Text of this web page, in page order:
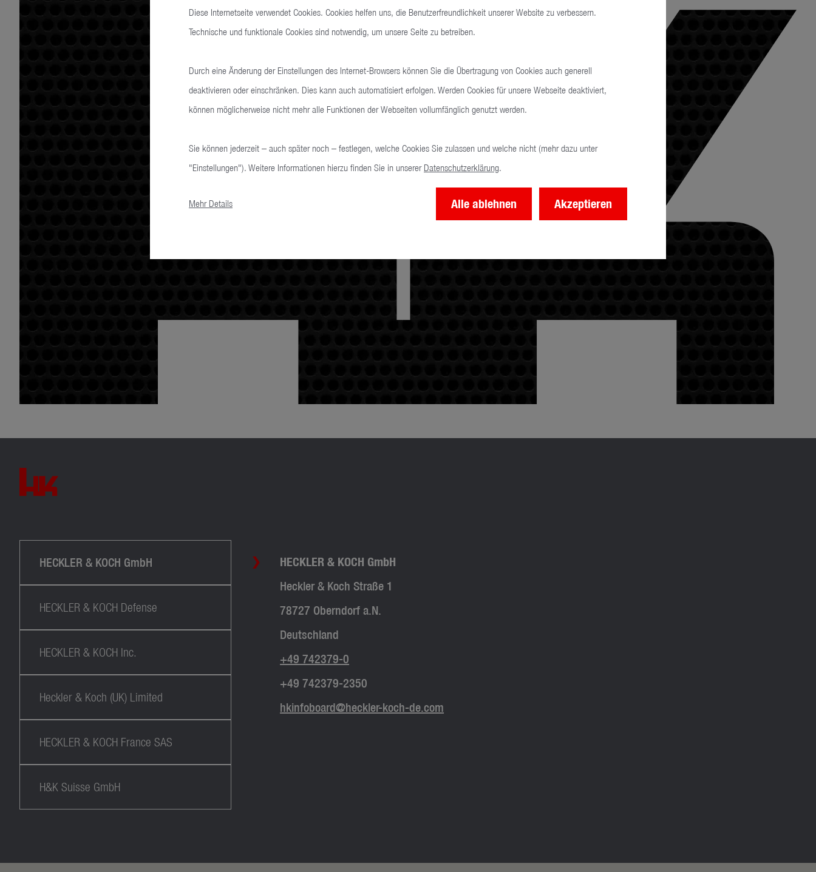
HECKLER & KOCH GmbH
HECKLER & KOCH GmbH
Heckler & Koch Straße 1
78727 Oberndorf a.N.
Deutschland
+49 742379-0
+49 742379-2350
hkinfoboard@heckler-koch-de.com
HECKLER & KOCH Defense
HECKLER & KOCH Inc.
Heckler & Koch (UK) Limited
HECKLER & KOCH France SAS
H&K Suisse GmbH
Diese Internetseite verwendet Cookies. Cookies helfen uns, die Benutzerfreundlichkeit unserer Website zu verbessern.
Technische und funktionale Cookies sind notwendig, um unsere Seite zu betreiben.
Durch eine Änderung der Einstellungen des Internet-Browsers können Sie die Übertragung von Cookies auch generell
deaktivieren oder einschränken. Dies kann auch automatisiert erfolgen. Werden Cookies für unsere Webseite deaktiviert,
können möglicherweise nicht mehr alle Funktionen der Webseiten vollumfänglich genutzt werden.
Sie können jederzeit – auch später noch – festlegen, welche Cookies Sie zulassen und welche nicht (mehr dazu unter
"Einstellungen"). Weitere Informationen hierzu finden Sie in unserer Datenschutzerklärung.
Mehr Details Alle ablehnen Akzeptieren